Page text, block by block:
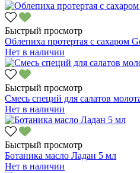
Быстрый просмотр
Облепиха протертая с сахаром
Нет в наличии
Быстрый просмотр
Смесь специй для салатов
Нет в наличии
Быстрый просмотр
Ботаника масло Ладан 5 мл
Нет в наличии